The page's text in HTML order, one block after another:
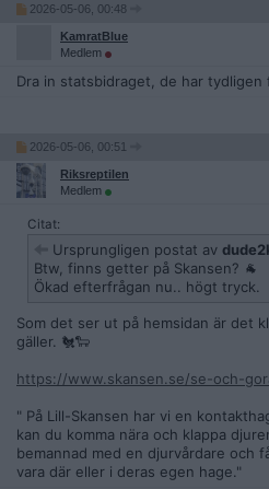
2026-05-06, 00:48
KamratBlue
Medlem
Dra in statsbidraget, de har tydligen
2026-05-06, 00:51
Riksreptilen
Medlem
Citat:
Ursprungligen postat av
Btw, finns getter på Skansen? 🐐
Ökad efterfrågan nu.. högt tryck.
Som det ser ut på hemsidan är det
gäller. 🐔🐑
https://www.skansen.se/se-och-
" På Lill-Skansen har vi en
kan du komma nära och klappa
bemannad med en djurvårdare och
vara där eller i deras egen hage."